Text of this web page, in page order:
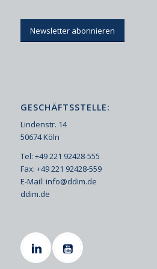
Newsletter abonnieren
GESCHÄFTSSTELLE:
Lindenstr. 14
50674 Köln
Tel: +49 221 92428-555
Fax: +49 221 92428-559
E-Mail: info@ddim.de
ddim.de